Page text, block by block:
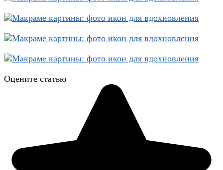
Оцените статью